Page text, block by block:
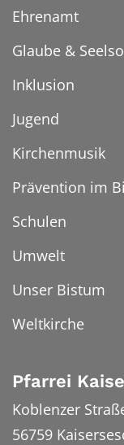
Ehrenamt
Glaube &
Inklusion
Jugend
Kirchenmusik
Prävention im
Schulen
Umwelt
Unser Bistum
Weltkirche
Pfarrei
Koblenzer
56759